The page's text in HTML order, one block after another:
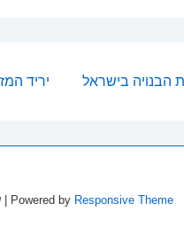
‹ יריד המזרח 1934 – רוח הזמן ורוח
Next
שימור מבנים התערוכה | Powered by Responsive Theme